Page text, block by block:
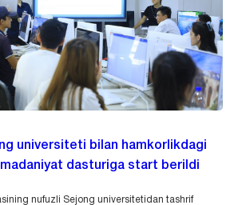
universiteti bilan hamkorlikdagi
dasturiga start berildi
nufuzli Sejong universitetidan tashrif